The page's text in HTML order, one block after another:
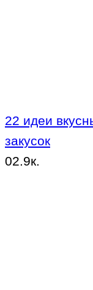
22 идеи
закусок
02.9к.